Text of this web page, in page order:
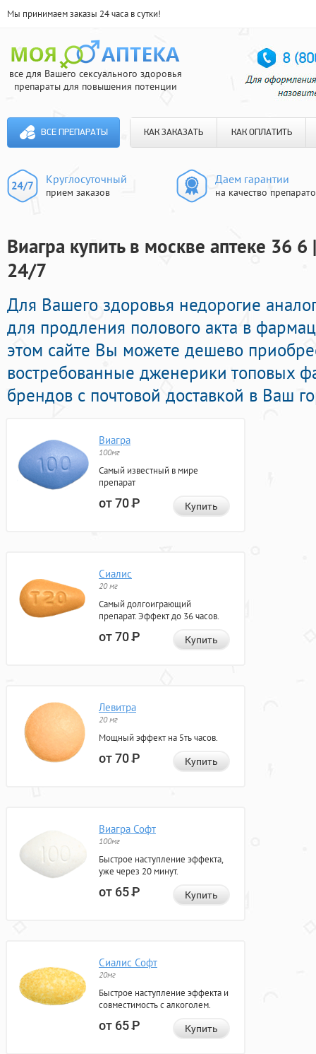
Мы принимаем заказы 24 часа в сутки!
все для Вашего сексуального здоровья
препараты для повышения потенции
ВСЕ ПРЕПАРАТЫ КАК ЗАКАЗАТЬ КАК ОПЛАТИТЬ
Круглосуточный
прием заказов
Даем гарантии
на качество
Виагра купить в москве аптеке 36
24/7
Для Вашего здоровья недорогие
для продления полового акта в
этом сайте Вы можете дешево
востребованные дженерики топовых
брендов с почтовой доставкой в Ваш
Виагра
100мг
Самый известный в мире
препарат
от 70Р Купить
Сиалис
20 мг
Самый долгоиграющий
препарат. Эффект до 36 часов.
от 70Р Купить
Левитра
20 мг
Мощный эффект на 5ть часов.
от 70Р Купить
Виагра Софт
100мг
Быстрое наступление эффекта,
уже через 20 минут.
от 65Р Купить
Сиалис Софт
20мг
Быстрое наступление эффекта и
совместимость с алкоголем.
от 65Р Купить